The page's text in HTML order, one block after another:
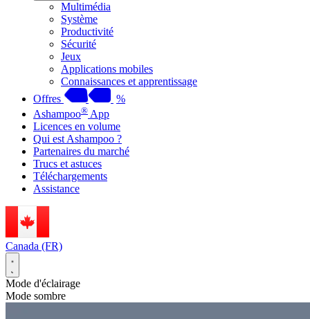
Multimédia
Système
Productivité
Sécurité
Jeux
Applications mobiles
Connaissances et apprentissage
Offres
%
Ashampoo® App
Licences en volume
Qui est Ashampoo ?
Partenaires du marché
Trucs et astuces
Téléchargements
Assistance
Canada (FR)
Mode d'éclairage
Mode sombre